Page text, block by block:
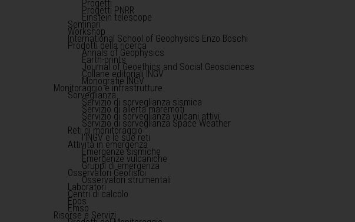
Progetti
Progetti PNRR
Einstein telescope
Seminari
Workshop
International School of Geophysics Enzo Boschi
Prodotti della ricerca
Annals of Geophysics
Earth-prints
Journal of Geoethics and Social Geosciences
Collane editoriali INGV
Monografie INGV
Monitoraggio e infrastrutture
Sorveglianza
Servizio di sorveglianza sismica
Servizio di allerta maremoti
Servizio di sorveglianza vulcani attivi
Servizio di sorveglianza Space Weather
Reti di monitoraggio
l'INGV e le sue reti
Attività in emergenza
Emergenze sismiche
Emergenze vulcaniche
Gruppi di emergenza
Osservatori Geofisici
Osservatori strumentali
Laboratori
Centri di calcolo
Epos
Emso
Risorse e Servizi